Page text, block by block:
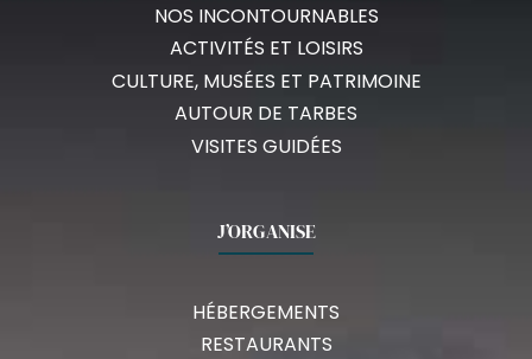
NOS INCONTOURNABLES
ACTIVITÉS ET LOISIRS
CULTURE, MUSÉES ET PATRIMOINE
AUTOUR DE TARBES
VISITES GUIDÉES
J’ORGANISE
HÉBERGEMENTS
RESTAURANTS